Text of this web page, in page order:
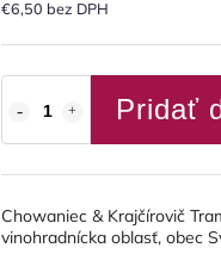
€6,50 bez DPH
Pridať
Chowaniec & Krajčírovič
vinohradnícka oblasť, obec